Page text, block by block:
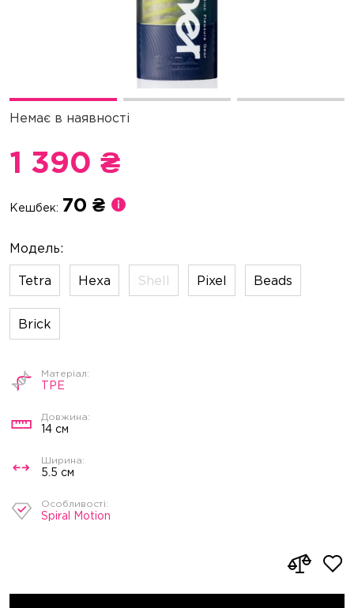
Немає в наявності
1 390 ₴
Кешбек: 70 ₴
TPE
14 см
5.5 см
Spiral Motion
Tetra Hexa Shell Pixel Beads
Brick